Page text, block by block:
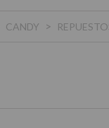
CANDY >